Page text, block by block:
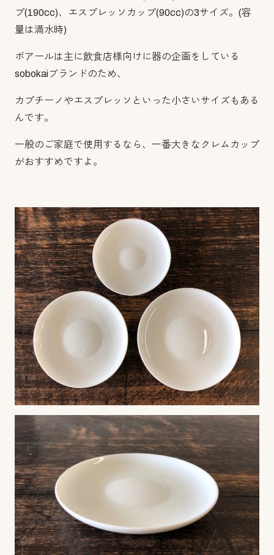
プ(190cc)、エスプレッソカップ(90cc)の3サイズ。(容
量は満水時)
ボアールは主に飲食店様向けに器の企画をしている
sobokaiブランドのため、
カプチーノやエスプレッソといった小さいサイズもある
んです。
一般のご家庭で使用するなら、一番大きなクレムカップ
がおすすめですよ。